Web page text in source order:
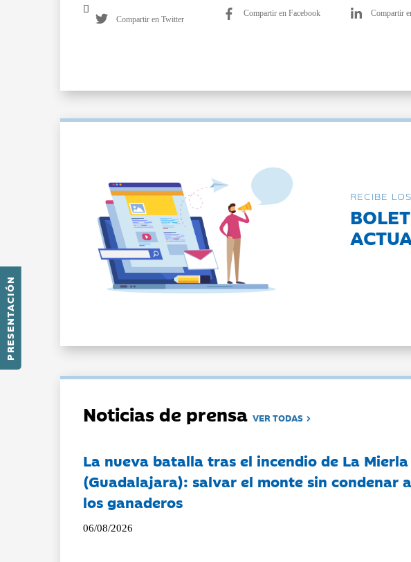
PRESENTACIÓN
Compartir en Twitter
Compartir en Facebook Compartir
RECIBE LOS
Noticias de prensaVER TODAS
La nueva batalla tras el incendio de La Mierla
(Guadalajara): salvar el monte sin condenar a
los ganaderos
06/08/2026